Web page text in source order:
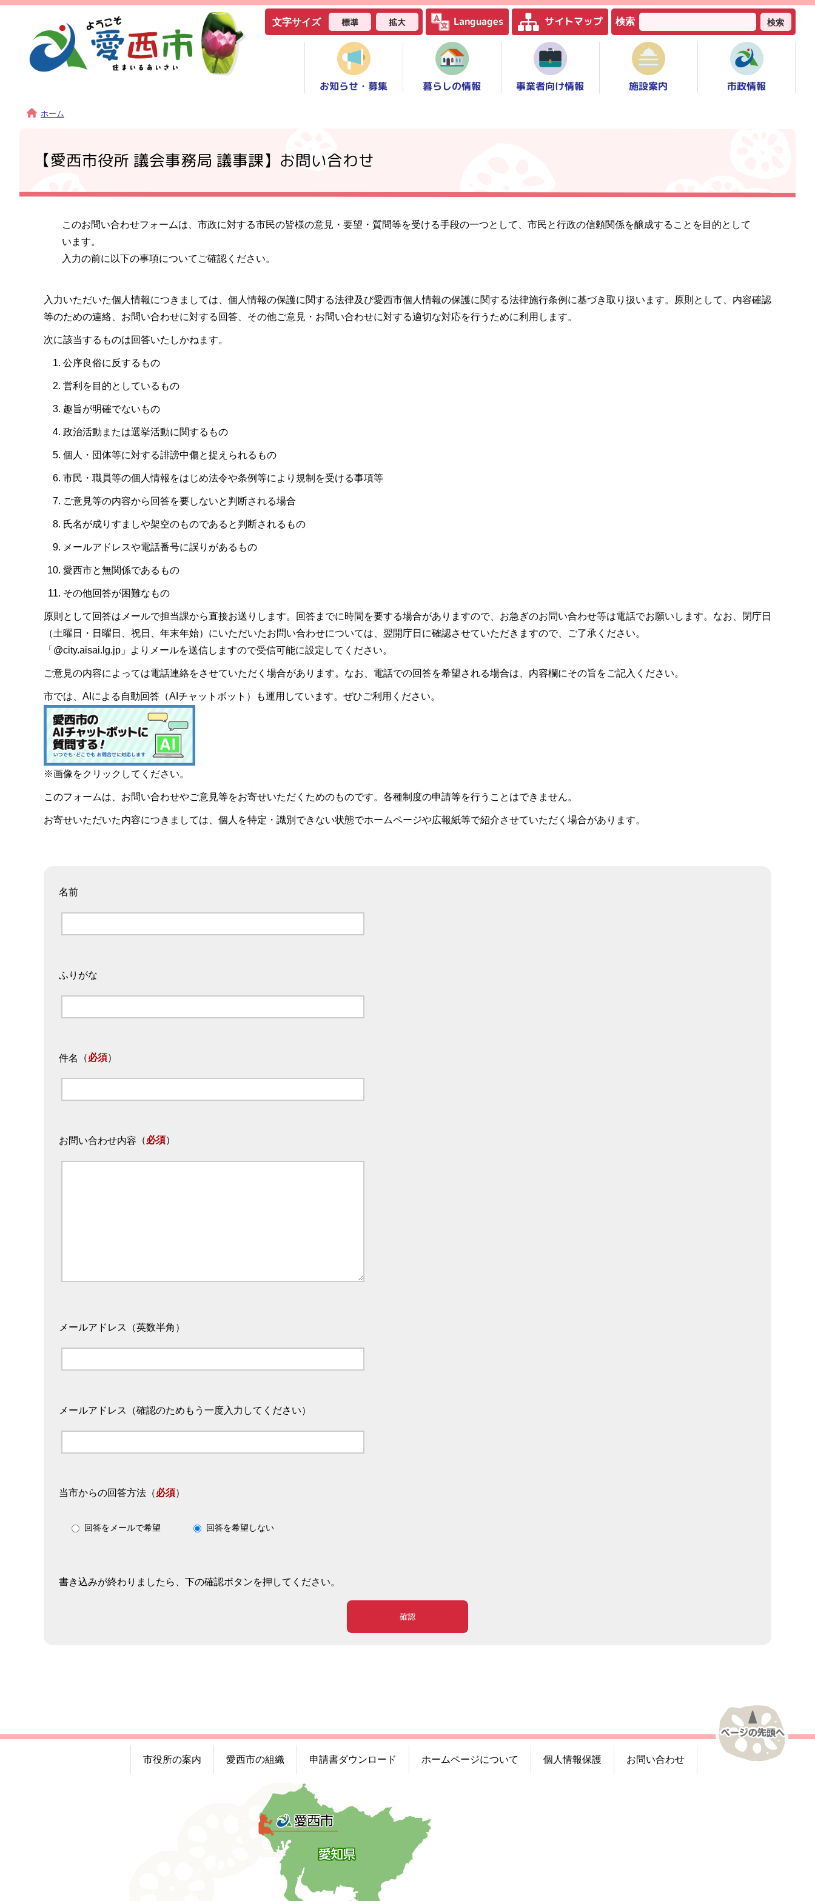
文字サイズ 標準 拡大 Languages サイトマップ 検索 検索
お知らせ・募集 暮らしの情報 事業者向け情報 施設案内 市政情報
ホーム
【愛西市役所 議会事務局 議事課】お問い合わせ
このお問い合わせフォームは、市政に対する市民の皆様の意見・要望・質問等を受ける手段の一つとして、市民と行政の信頼関係を醸成することを目的として
います。
入力の前に以下の事項についてご確認ください。
入力いただいた個人情報につきましては、個人情報の保護に関する法律及び愛西市個人情報の保護に関する法律施行条例に基づき取り扱います。原則として、内容確認
等のための連絡、お問い合わせに対する回答、その他ご意見・お問い合わせに対する適切な対応を行うために利用します。
次に該当するものは回答いたしかねます。
公序良俗に反するもの
営利を目的としているもの
趣旨が明確でないもの
政治活動または選挙活動に関するもの
個人・団体等に対する誹謗中傷と捉えられるもの
市民・職員等の個人情報をはじめ法令や条例等により規制を受ける事項等
ご意見等の内容から回答を要しないと判断される場合
氏名が成りすましや架空のものであると判断されるもの
メールアドレスや電話番号に誤りがあるもの
愛西市と無関係であるもの
その他回答が困難なもの
原則として回答はメールで担当課から直接お送りします。回答までに時間を要する場合がありますので、お急ぎのお問い合わせ等は電話でお願いします。なお、閉庁日
（土曜日・日曜日、祝日、年末年始）にいただいたお問い合わせについては、翌開庁日に確認させていただきますので、ご了承ください。
「@city.aisai.lg.jp」よりメールを送信しますので受信可能に設定してください。
ご意見の内容によっては電話連絡をさせていただく場合があります。なお、電話での回答を希望される場合は、内容欄にその旨をご記入ください。
市では、AIによる自動回答（AIチャットボット）も運用しています。ぜひご利用ください。
※画像をクリックしてください。
このフォームは、お問い合わせやご意見等をお寄せいただくためのものです。各種制度の申請等を行うことはできません。
お寄せいただいた内容につきましては、個人を特定・識別できない状態でホームページや広報紙等で紹介させていただく場合があります。
名前
ふりがな
件名 （必須）
お問い合わせ内容 （必須）
メールアドレス（英数半角）
メールアドレス（確認のためもう一度入力してください）
当市からの回答方法 （必須）
回答をメールで希望 回答を希望しない
書き込みが終わりましたら、下の確認ボタンを押してください。
確認
市役所の案内 愛西市の組織 申請書ダウンロード ホームページについて 個人情報保護 お問い合わせ